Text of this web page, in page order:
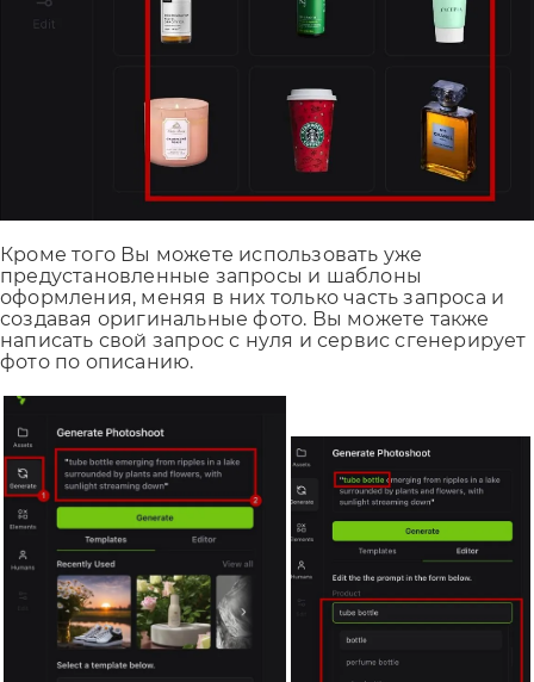
Кроме того Вы можете использовать уже
предустановленные запросы и шаблоны
оформления, меняя в них только часть запроса и
создавая оригинальные фото. Вы можете также
написать свой запрос с нуля и сервис сгенерирует
фото по описанию.